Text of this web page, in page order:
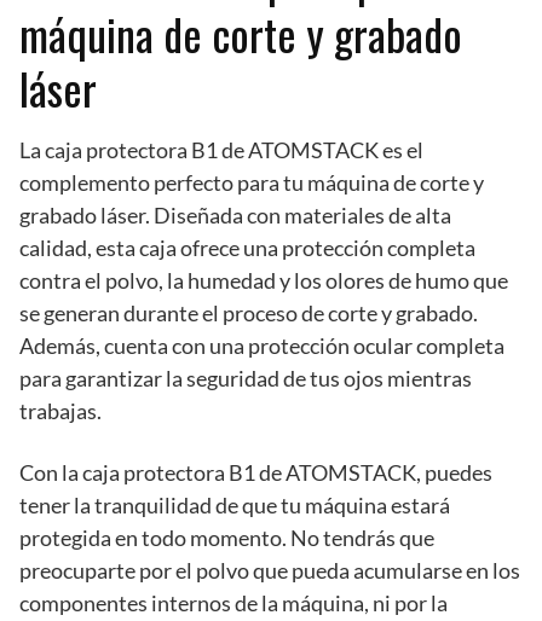
máquina de corte y grabado
láser
La caja protectora B1 de ATOMSTACK es el
complemento perfecto para tu máquina de corte y
grabado láser. Diseñada con materiales de alta
calidad, esta caja ofrece una protección completa
contra el polvo, la humedad y los olores de humo que
se generan durante el proceso de corte y grabado.
Además, cuenta con una protección ocular completa
para garantizar la seguridad de tus ojos mientras
trabajas.
Con la caja protectora B1 de ATOMSTACK, puedes
tener la tranquilidad de que tu máquina estará
protegida en todo momento. No tendrás que
preocuparte por el polvo que pueda acumularse en los
componentes internos de la máquina, ni por la